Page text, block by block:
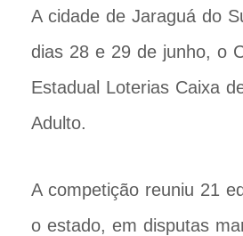
A cidade de Jaraguá do
dias 28 e 29 de junho, o
Estadual Loterias Caixa
Adulto.
A competição reuniu 21
o estado, em disputas